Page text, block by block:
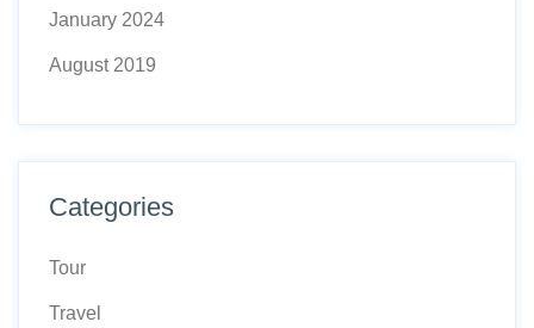
January 2024
August 2019
Categories
Tour
Travel